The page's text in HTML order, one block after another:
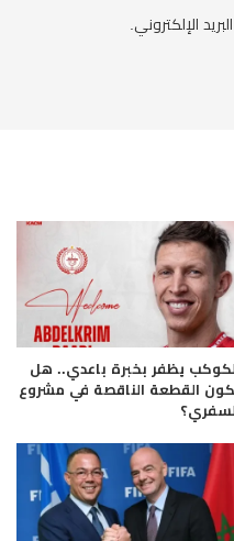
الإلكتروني.
يظفر بخبرة باعدي.. هل
القطعة الناقصة في مشروع